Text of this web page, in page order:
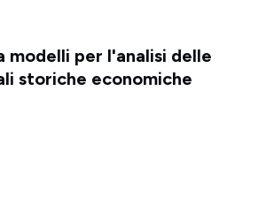
per l'analisi delle
storiche economiche